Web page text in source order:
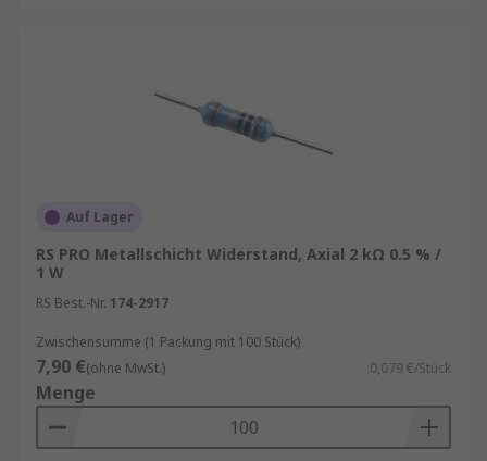
Auf Lager
RS PRO Metallschicht Widerstand, Axial 2 kΩ 0.5 % /
1 W
RS Best.-Nr. 174-2917
Zwischensumme (1 Packung mit 100 Stück)
7,90 €(ohne MwSt.) 0,079 €/Stück
Menge